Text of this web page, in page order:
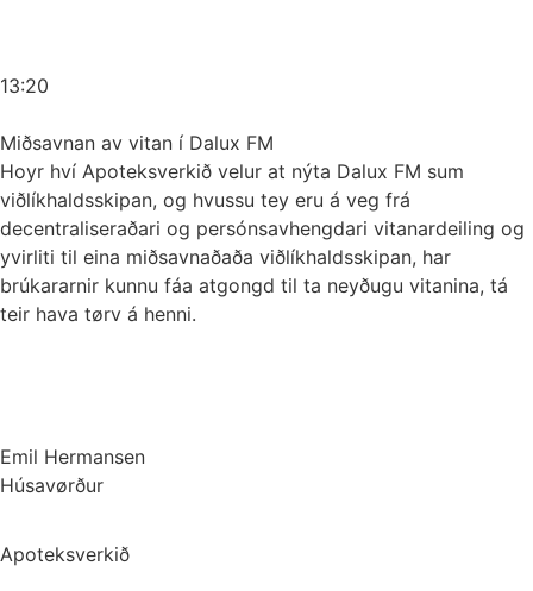
13:20
Miðsavnan av vitan í Dalux FM
Hoyr hví Apoteksverkið velur at nýta Dalux FM sum
viðlíkhaldsskipan, og hvussu tey eru á veg frá
decentraliseraðari og persónsavhengdari vitanardeiling og
yvirliti til eina miðsavnaðaða viðlíkhaldsskipan, har
brúkararnir kunnu fáa atgongd til ta neyðugu vitanina, tá
teir hava tørv á henni.
Emil Hermansen
Húsavørður
Apoteksverkið